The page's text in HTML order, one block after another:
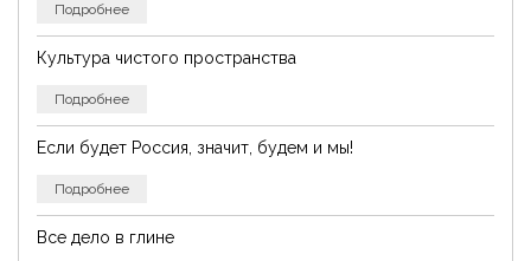
Подробнее
Культура чистого пространства
Подробнее
Если будет Россия, значит, будем и мы!
Подробнее
Все дело в глине